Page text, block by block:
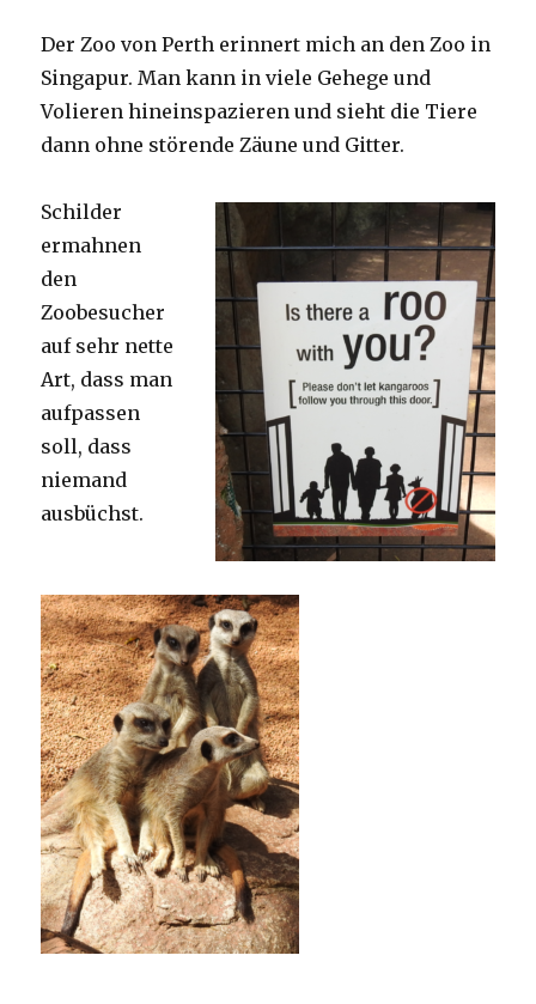
Perth
Der Zoo von Perth erinnert mich an den Zoo in
Singapur. Man kann in viele Gehege und
Volieren hineinspazieren und sieht die Tiere
dann ohne störende Zäune und Gitter.
Schilder
ermahnen
den
Zoobesucher
auf sehr nette
Art, dass man
aufpassen
soll, dass
niemand
ausbüchst.